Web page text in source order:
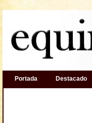
Portada Destacado